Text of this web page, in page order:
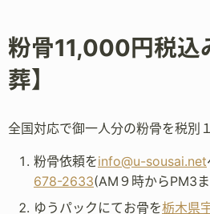
粉骨11,000円税込
葬】
全国対応で御一人分の粉骨を税別
粉骨依頼をinfo@u-sousai.net
678-2633(AM９時からPM3ま
ゆうパックにてお骨を栃木県